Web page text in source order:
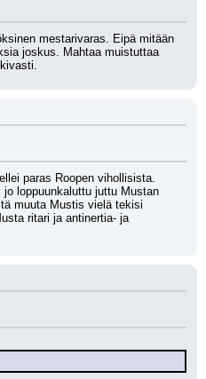
mestarivaras. Eipä mitään
joskus. Mahtaa muistuttaa
paras Roopen vihollisista.
loppuunkaluttu juttu Mustan
muuta Mustis vielä tekisi
ritari ja antinertia- ja